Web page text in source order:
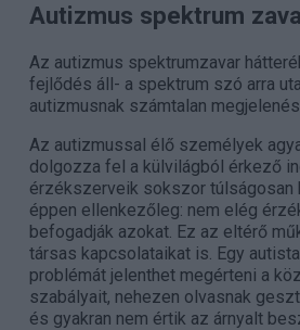
Autizmus spektrum
Az autizmus spektrumzavar
fejlődés áll- a spektrum szó arra
autizmusnak számtalan
Az autizmussal élő személyek
dolgozza fel a külvilágból érkező
érzékszerveik sokszor túlságosan
éppen ellenkezőleg: nem elég
befogadják azokat. Ez az eltérő
társas kapcsolataikat is. Egy
problémát jelenthet megérteni a
szabályait, nehezen olvasnak
és gyakran nem értik az árnyalt